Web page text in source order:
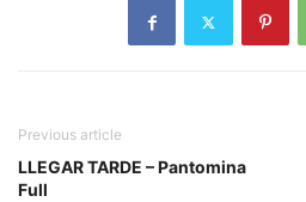
Previous article
LLEGAR TARDE – Pantomina
Full